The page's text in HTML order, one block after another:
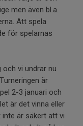
men även bl.a.
Att spela
för spelarnas
och vi undrar nu
är
2-3 januari och
är det vinna eller
är säkert att vi